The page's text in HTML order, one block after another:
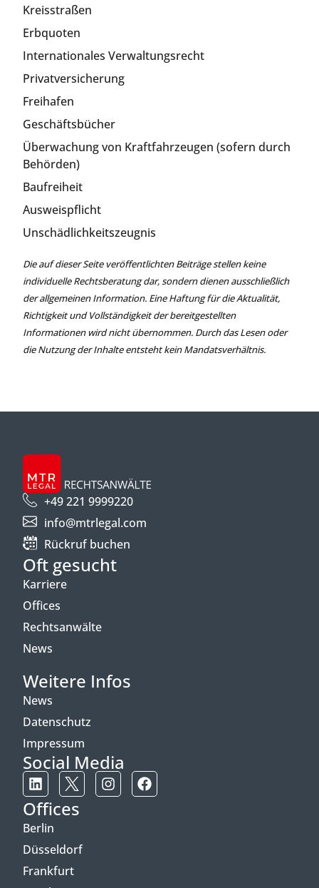
Kreisstraßen
Erbquoten
Internationales Verwaltungsrecht
Privatversicherung
Freihafen
Geschäftsbücher
Überwachung von Kraftfahrzeugen (sofern durch
Behörden)
Baufreiheit
Ausweispflicht
Unschädlichkeitszeugnis
Die auf dieser Seite veröffentlichten Beiträge stellen keine
individuelle Rechtsberatung dar, sondern dienen ausschließlich
der allgemeinen Information. Eine Haftung für die Aktualität,
Richtigkeit und Vollständigkeit der bereitgestellten
Informationen wird nicht übernommen. Durch das Lesen oder
die Nutzung der Inhalte entsteht kein Mandatsverhältnis.
+49 221 9999220
info@mtrlegal.com
Rückruf buchen
Oft gesucht
Karriere
Offices
Rechtsanwälte
News
Weitere Infos
News
Datenschutz
Impressum
Social Media
Offices
Berlin
Düsseldorf
Frankfurt